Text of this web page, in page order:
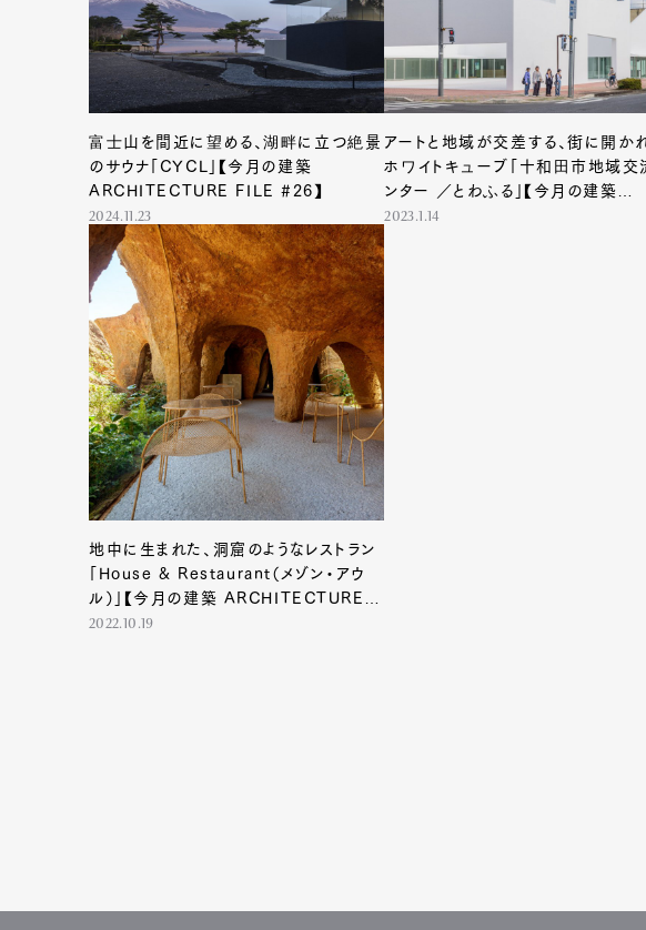
富士山を間近に望める、湖畔に立つ絶景
のサウナ「CYCL」【今月の建築
ARCHITECTURE FILE #26】
2024.11.23
アートと地域が交差する、街に開か
ホワイトキューブ「十和田市地域交
ンター ／とわふる」【今月の建築
ARCHITECTURE FILE #04】
2023.1.14
地中に生まれた、洞窟のようなレストラン
「House & Restaurant（メゾン・アウ
ル）」【今月の建築 ARCHITECTURE
FILE #01】
2022.10.19